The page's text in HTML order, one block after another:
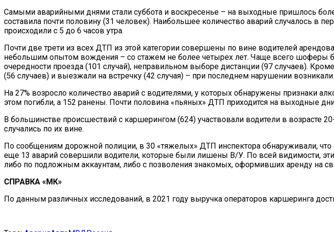
Самыми аварийными днями стали суббота и воскресенье – на выходные пришлось
составила почти половину (31 человек). Наибольшее количество аварий случалось в
происходили с 5 до 6 часов утра.
Почти две трети из всех ДТП из этой категории совершены по вине водителей
небольшим опытом вождения – со стажем не более четырех лет. Чаще всего
очередности проезда (101 случай), неправильном выборе дистанции (97 случаев).
(56 случаев) и выезжали на встречку (42 случая) – при последнем нарушении
На 27% возросло количество аварий с водителями, у которых обнаружены признаки
этом погибли, а 152 ранены. Почти половина «пьяных» ДТП приходится на выходные
В большинстве происшествий с каршерингом (624) участвовали водители в возрасте
случались по их вине.
По сообщениям дорожной полиции, в 30 «тяжелых» ДТП инспектора обнаруживали,
еще 13 аварий совершили водители, которые были лишены В/У. По всей видимости,
либо по подложным аккаунтам, либо с позволения знакомых, оформивших аренду на
СПРАВКА «МК»
По данным различных исследований, в 2021 году выручка операторов каршеринга